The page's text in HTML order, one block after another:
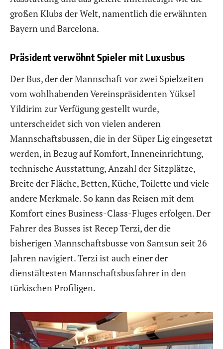
großen Klubs der Welt, namentlich die erwähnten
Bayern und Barcelona.
Präsident verwöhnt Spieler mit Luxusbus
Der Bus, der der Mannschaft vor zwei Spielzeiten
vom wohlhabenden Vereinspräsidenten Yüksel
Yildirim zur Verfügung gestellt wurde,
unterscheidet sich von vielen anderen
Mannschaftsbussen, die in der Süper Lig eingesetzt
werden, in Bezug auf Komfort, Inneneinrichtung,
technische Ausstattung, Anzahl der Sitzplätze,
Breite der Fläche, Betten, Küche, Toilette und viele
andere Merkmale. So kann das Reisen mit dem
Komfort eines Business-Class-Fluges erfolgen. Der
Fahrer des Busses ist Recep Terzi, der die
bisherigen Mannschaftsbusse von Samsun seit 26
Jahren navigiert. Terzi ist auch einer der
dienstältesten Mannschaftsbusfahrer in den
türkischen Profiligen.